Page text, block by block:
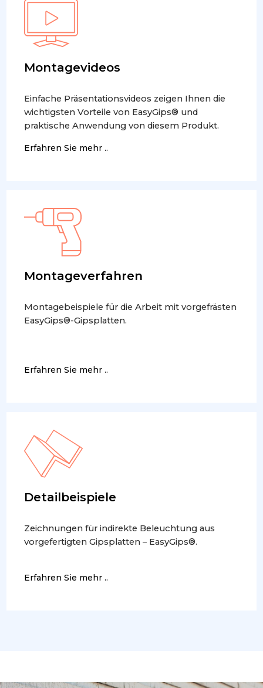
Montagevideos
Einfache Präsentationsvideos zeigen Ihnen die
wichtigsten Vorteile von EasyGips® und
praktische Anwendung von diesem Produkt.
Erfahren Sie mehr ..
Montageverfahren
Montagebeispiele für die Arbeit mit vorgefrästen
EasyGips®-Gipsplatten.
Erfahren Sie mehr ..
Detailbeispiele
Zeichnungen für indirekte Beleuchtung aus
vorgefertigten Gipsplatten – EasyGips®.
Erfahren Sie mehr ..